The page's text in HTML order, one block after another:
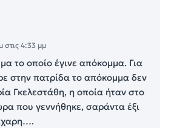
4:33 μμ
το οποίο έγινε απόκομμα. Για
στην πατρίδα το απόκομμα δεν
Γκελεστάθη, η οποία ήταν στο
που γεννήθηκε, σαράντα έξι